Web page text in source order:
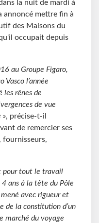
la nuit de mardi à
annoncé mettre fin à
des Maisons du
occupait depuis
au Groupe Figaro,
Vasco l’année
les rênes de
de vue
», précise-t-il
de remercier ses
fournisseurs,
pour tout le travail
ans à la tête du Pôle
avec rigueur et
de la constitution d’un
marché du voyage